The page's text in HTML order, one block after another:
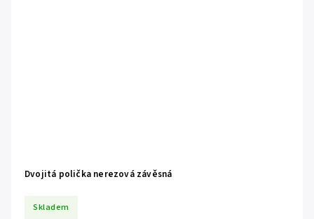
Dvojitá polička nerezová závěsná
Skladem